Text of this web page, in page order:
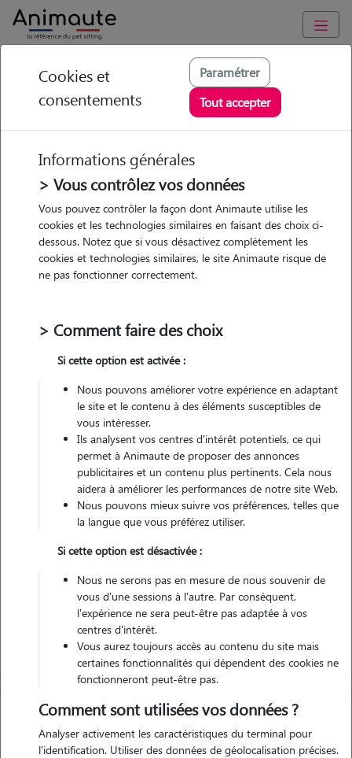
Animaute Bretagne Querrien
Maryvonne -
Petsitter à QUERRIEN
5/5 (14 avis)
• 50 ans
chez le Pet Sitter
1 animal Maison
Véhiculé
Gardes réalisées
Contacter
L'envoi d'une demande est sans engagement
Cookies et
consentements
Paramétrer
Tout accepter
Informations générales
> Vous contrôlez vos données
Vous pouvez contrôler la façon dont Animaute utilise les
cookies et les technologies similaires en faisant des choix ci-
dessous. Notez que si vous désactivez complètement les
cookies et technologies similaires, le site Animaute risque de
ne pas fonctionner correctement.
> Comment faire des choix
Si cette option est activée :
Nous pouvons améliorer votre expérience en adaptant
le site et le contenu à des éléments susceptibles de
vous intéresser.
Ils analysent vos centres d'intérêt potentiels, ce qui
permet à Animaute de proposer des annonces
publicitaires et un contenu plus pertinents. Cela nous
aidera à améliorer les performances de notre site Web.
Nous pouvons mieux suivre vos préférences, telles que
la langue que vous préférez utiliser.
Si cette option est désactivée :
Nous ne serons pas en mesure de nous souvenir de
vous d'une sessions à l'autre. Par conséquent,
l'expérience ne sera peut-être pas adaptée à vos
centres d'intérêt.
Vous aurez toujours accès au contenu du site mais
certaines fonctionnalités qui dépendent des cookies ne
fonctionneront peut-être pas.
Comment sont utilisées vos données ?
Analyser activement les caractéristiques du terminal pour
l'identification. Utiliser des données de géolocalisation précises.